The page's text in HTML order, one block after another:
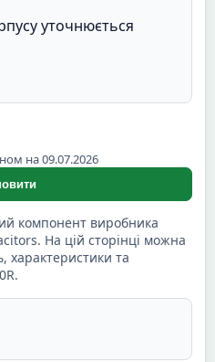
уточнюється
на 09.07.2026
компонент виробника
На цій сторінці можна
характеристики та